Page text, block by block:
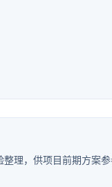
理，供项目前期方案